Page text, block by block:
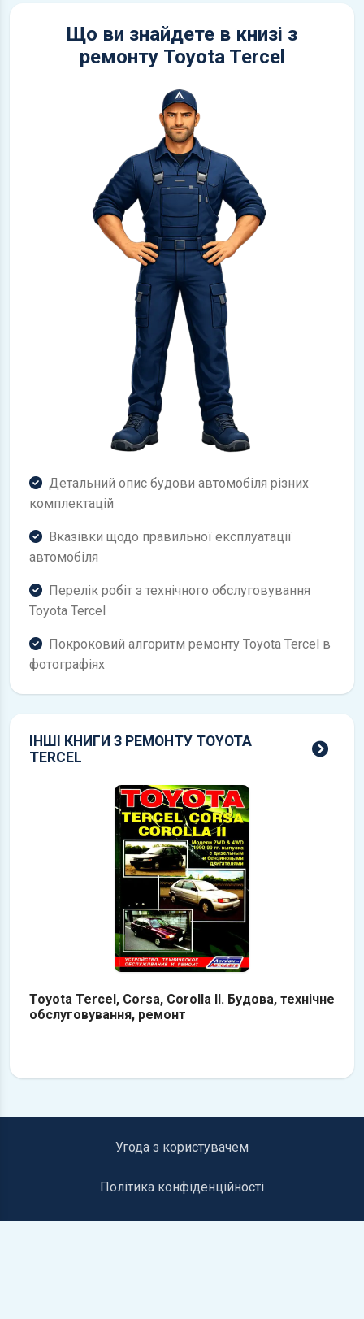
Що ви знайдете в книзі з
ремонту Toyota Tercel
Детальний опис будови автомобіля різних
комплектацій
Вказівки щодо правильної експлуатації
автомобіля
Перелік робіт з технічного обслуговування
Toyota Tercel
Покроковий алгоритм ремонту Toyota Tercel в
фотографіях
ІНШІ КНИГИ З РЕМОНТУ TOYOTA
TERCEL
Toyota Tercel, Corsa, Corolla II. Будова, технічне
обслуговування, ремонт
Угода з користувачем
Політика конфіденційності